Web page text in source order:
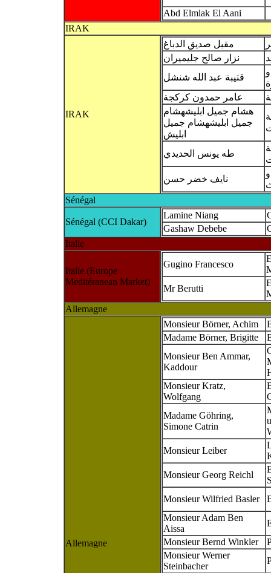
Abd Elmlak El Aani
IRAK
IRAK
مقبل صديق الدباغ
نزار صالح جليميران
قتيبة عبد الله شنشل
عامر حمدون كركجة
هشام جميل ابليشهشام
جميل ابليشهشام جميل
ابليش
طه يونس الحديدي
نايف خضر حسن
Sénégal
Sénégal (CCI Dakar)
Lamine Niang
Gashaw Debebe
Italie
Italie (Europe
Meditéranean Market)
Gugino Francesco
Mr Berutti
Allemagne
Allemagne
Monsieur Börner, Achim
Madame Börner, Brigitte
Monsieur Ben Ammar,
Kaddour
Monsieur Kratz,
Wolfgang
Madame Göhring,
Simone Catrin
Monsieur Leiber
Monsieur Georg Reichl
Monsieur Wilfried Basler
Monsieur Adam Ben
Aissa
Monsieur Bernd Winkler
Monsieur Werner
Steinbacher